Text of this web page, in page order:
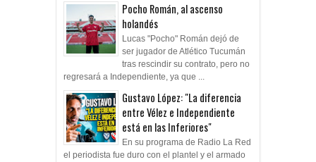
Pocho Román, al ascenso
holandés
Lucas "Pocho" Román dejó de
ser jugador de Atlético Tucumán
tras rescindir su contrato, pero no
regresará a Independiente, ya que ...
Gustavo López: "La diferencia
entre Vélez e Independiente
está en las Inferiores"
En su programa de Radio La Red
el periodista fue duro con el plantel y el armado